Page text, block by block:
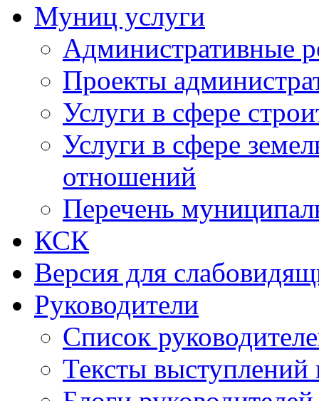
Муниц услуги
Административные
Проекты
Услуги в сфере
Услуги в сфере
отношений
Перечень
КСК
Версия для
Руководители
Список
Тексты выступлений